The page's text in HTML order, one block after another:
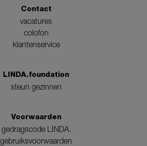
Contact
vacatures
colofon
klantenservice
LINDA.foundation
steun gezinnen
Voorwaarden
gedragscode LINDA.
gebruiksvoorwaarden